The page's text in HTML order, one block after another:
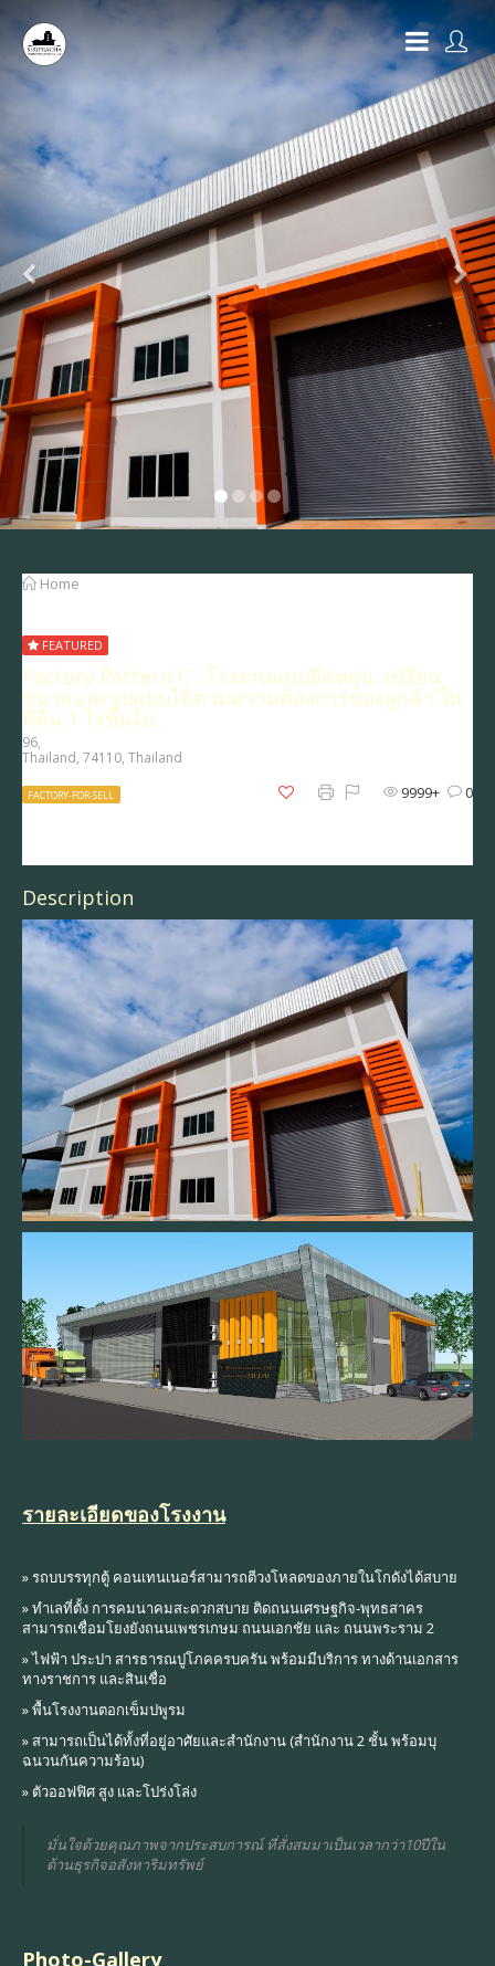
Home
FEATURED
Factory Pattern C : โรงงานแบบยืดหยุ่น, เปลี่ยน
ขนาดและรูปแบบได้ตามความต้องการของลูกค้า ใน
ที่ดิน 1 ไร่ขึ้นไป
96,
Thailand, 74110, Thailand
FACTORY-FOR-SELL
9999+ 0
Description
รายละเอียดของโรงงาน
» รถบบรรทุกตู้ คอนเทนเนอร์สามารถตีวงโหลดของภายในโกดังได้สบาย
» ทำเลที่ตั้ง การคมนาคมสะดวกสบาย ติดถนนเศรษฐกิจ-พุทธสาคร
สามารถเชื่อมโยงยังถนนเพชรเกษม ถนนเอกชัย และ ถนนพระราม 2
» ไฟฟ้า ประปา สารธารณปูโภคครบครัน พร้อมมีบริการ ทางด้านเอกสาร
ทางราชการ และสินเชื่อ
» พื้นโรงงานตอกเข็มปพูรม
» สามารถเป็นได้ทั้งที่อยู่อาศัยและสำนักงาน (สำนักงาน 2 ชั้น พร้อมบุ
ฉนวนกันความร้อน)
» ตัวออฟฟิศ สูง และโปร่งโล่ง
มั่นใจด้วยคุณภาพจากประสบการณ์ ที่สั่งสมมาเป็นเวลากว่า10ปีใน
ด้านธุรกิจอสังหาริมทรัพย์
Photo-Gallery